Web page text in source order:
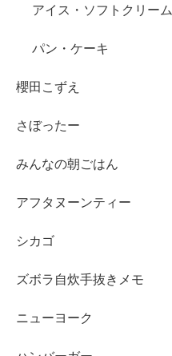
アイス・ソフトクリーム
パン・ケーキ
櫻田こずえ
さぼったー
みんなの朝ごはん
アフタヌーンティー
シカゴ
ズボラ自炊手抜きメモ
ニューヨーク